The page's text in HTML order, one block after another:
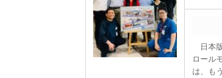
日本
ロール
は、も